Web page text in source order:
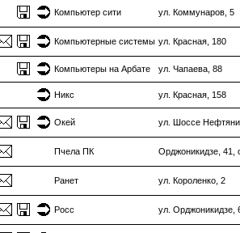
Компьютер сити ул. Коммунаров, 5
Компьютерные системы ул. Красная, 180
Компьютеры на Арбате ул. Чапаева, 88
Никс ул. Красная, 158
Окей ул. Шоссе
Пчела ПК Орджоникидзе, 41,
Ранет ул. Короленко, 2
Росс ул. Орджоникидзе,